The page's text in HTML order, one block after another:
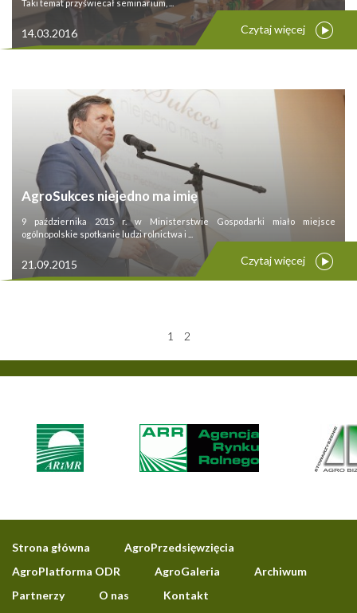
Taki temat przyświecał seminarium, ...
14.03.2016 Czytaj więcej
AgroSukces niejedno ma imię
9 października 2015 r. w Ministerstwie Gospodarki miało miejsce
ogólnopolskie spotkanie ludzi rolnictwa i ...
21.09.2015 Czytaj więcej
1 2
Strona główna
AgroPrzedsięwzięcia
AgroPlatforma ODR
AgroGaleria
Archiwum
Partnerzy
O nas Kontakt